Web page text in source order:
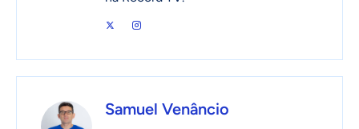
Samuel Venâncio